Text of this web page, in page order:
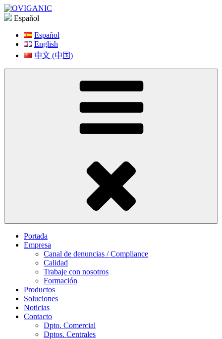
Saltar
a
Español
Español
English
中文 (中国)
Portada
Empresa
Canal de denuncias / Compliance
Calidad
Trabaje con nosotros
Formación
Productos
Soluciones
Noticias
Contacto
Dpto. Comercial
Dptos. Centrales